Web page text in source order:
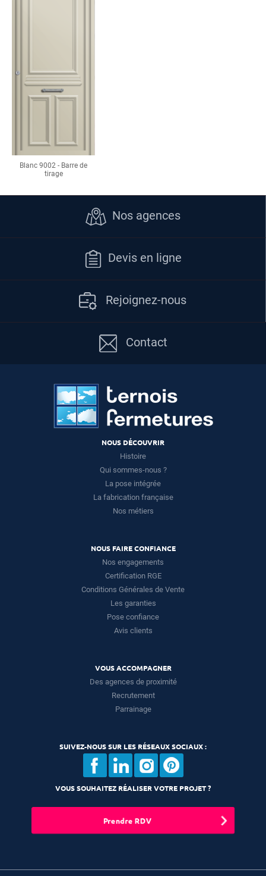
Blanc 9002 - Barre de
tirage
Nos agences
Devis en ligne
Rejoignez-nous
Contact
NOUS DÉCOUVRIR
Histoire
Qui sommes-nous ?
La pose intégrée
La fabrication française
Nos métiers
NOUS FAIRE CONFIANCE
Nos engagements
Certification RGE
Conditions Générales de Vente
Les garanties
Pose confiance
Avis clients
VOUS ACCOMPAGNER
Des agences de proximité
Recrutement
Parrainage
SUIVEZ-NOUS SUR LES RÉSEAUX SOCIAUX :
VOUS SOUHAITEZ RÉALISER VOTRE PROJET ?
Prendre RDV